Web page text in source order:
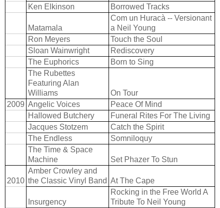
Ken Elkinson
Borrowed Tracks
Matamala
Com un Huracà -- Versionant
a Neil Young
Ron Meyers
Touch the Soul
Sloan Wainwright
Rediscovery
The Euphorics
Born to Sing
The Rubettes
Featuring Alan
Williams
On Tour
2009 Angelic Voices
Peace Of Mind
Hallowed Butchery
Funeral Rites For The Living
Jacques Stotzem
Catch the Spirit
The Endless
Somniloquy
The Time & Space
Machine
Set Phazer To Stun
2010
Amber Crowley and
the Classic Vinyl Band At The Cape
Insurgency
Rocking in the Free World A
Tribute To Neil Young